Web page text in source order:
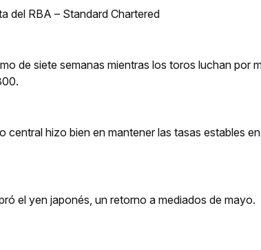
del RBA – Standard Chartered
de siete semanas mientras los toros luchan por
central hizo bien en mantener las tasas estables
el yen japonés, un retorno a mediados de mayo.